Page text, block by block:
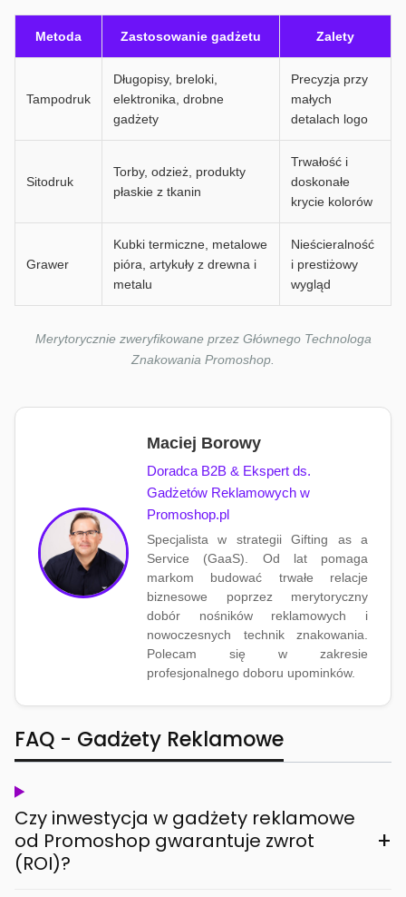
Metoda Zastosowanie gadżetu Zalety
Tampodruk
Długopisy, breloki,
elektronika, drobne
gadżety
Precyzja przy
małych
detalach logo
Sitodruk
Torby, odzież, produkty
płaskie z tkanin
Trwałość i
doskonałe
krycie kolorów
Grawer
Kubki termiczne, metalowe
pióra, artykuły z drewna i
metalu
Nieścieralność
i prestiżowy
wygląd
Merytorycznie zweryfikowane przez Głównego Technologa
Znakowania Promoshop.
Maciej Borowy
Doradca B2B & Ekspert ds.
Gadżetów Reklamowych w
Promoshop.pl
Specjalista w strategii Gifting as a
Service (GaaS). Od lat pomaga
markom budować trwałe relacje
biznesowe poprzez merytoryczny
dobór nośników reklamowych i
nowoczesnych technik znakowania.
Polecam się w zakresie
profesjonalnego doboru upominków.
FAQ - Gadżety Reklamowe
Czy inwestycja w gadżety reklamowe
od Promoshop gwarantuje zwrot
(ROI)?
+